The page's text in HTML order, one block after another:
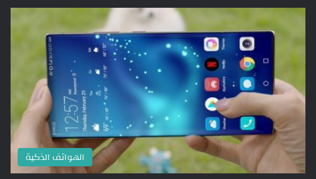
الهواتف الذكية